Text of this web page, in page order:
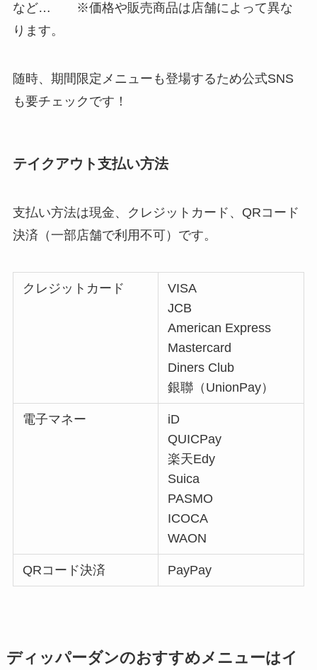
など… ※価格や販売商品は店舗によって異な
ります。
随時、期間限定メニューも登場するため公式SNS
も要チェックです！
テイクアウト支払い方法
支払い方法は現金、クレジットカード、QRコード
決済（一部店舗で利用不可）です。
クレジットカード
VISA
JCB
American Express
Mastercard
Diners Club
銀聯（UnionPay）
電子マネー
iD
QUICPay
楽天Edy
Suica
PASMO
ICOCA
WAON
QRコード決済 PayPay
ディッパーダンのおすすめメニューはイ